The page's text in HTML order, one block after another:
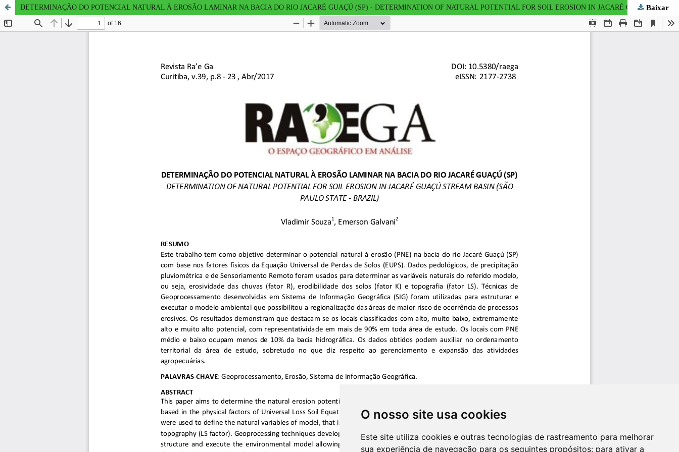
O nosso site usa cookies
Este site utiliza cookies e outras tecnologias de rastreamento para melhorar
sua experiência de navegação para os seguintes propósitos: para ativar a
Baixar